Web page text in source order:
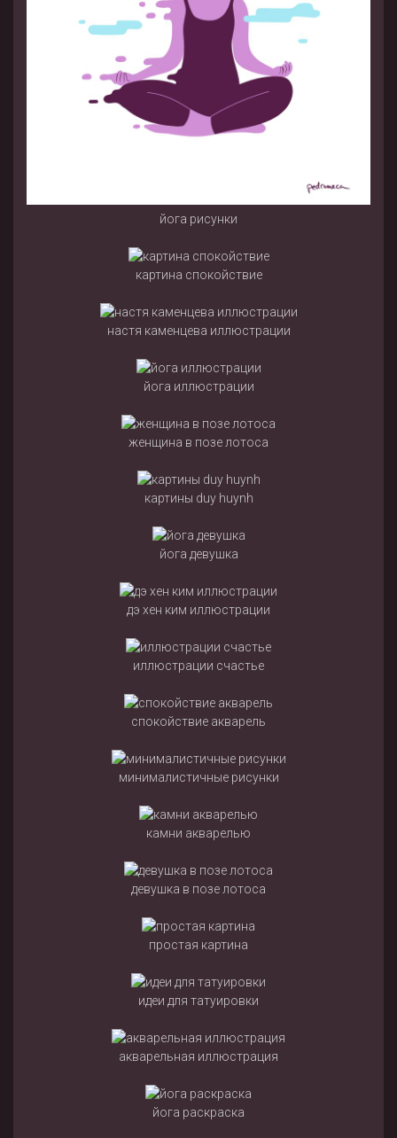
йога рисунки
картина спокойствие
настя каменцева иллюстрации
йога иллюстрации
женщина в позе лотоса
картины duy huynh
йога девушка
дэ хен ким иллюстрации
иллюстрации счастье
спокойствие акварель
минималистичные рисунки
камни акварелью
девушка в позе лотоса
простая картина
идеи для татуировки
акварельная иллюстрация
йога раскраска